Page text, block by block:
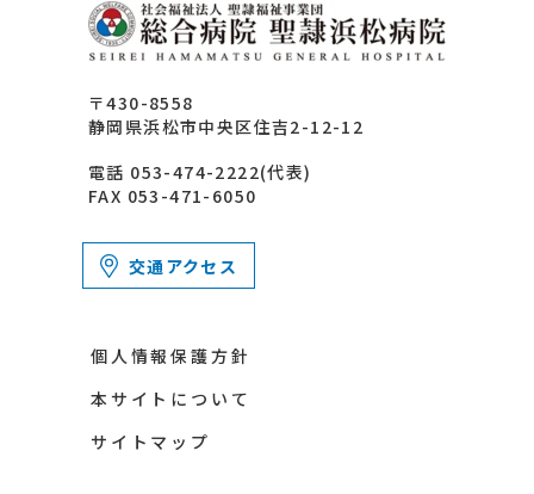
〒430-8558
静岡県浜松市中央区住吉2-12-12
電話 053-474-2222(代表)
FAX 053-471-6050
交通アクセス
個人情報保護方針
本サイトについて
サイトマップ